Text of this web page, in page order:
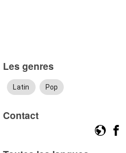
Les genres
Latin Pop
Contact